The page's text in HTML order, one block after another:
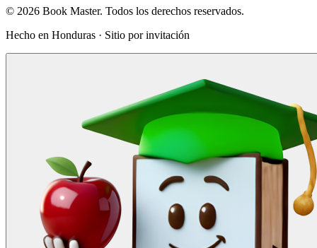
© 2026 Book Master. Todos los derechos reservados.
Hecho en Honduras · Sitio por invitación